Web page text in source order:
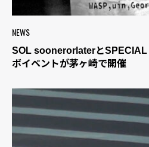
NEWS
SOL soonerorlaterとSPECIAL
ボイベントが茅ヶ崎で開催